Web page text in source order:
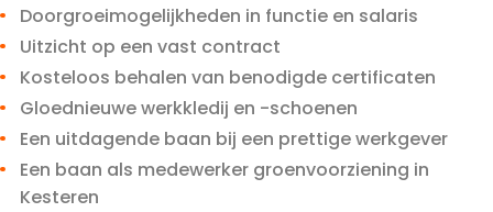
Doorgroeimogelijkheden in functie en salaris
Uitzicht op een vast contract
Kosteloos behalen van benodigde certificaten
Gloednieuwe werkkledij en -schoenen
Een uitdagende baan bij een prettige werkgever
Een baan als medewerker groenvoorziening in
Kesteren